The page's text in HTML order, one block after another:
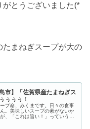
がとうございました(*
たまねぎスープが大の
市】「佐賀県産たまねぎス
ぅぅぅ！
プ命、みくまです。日々の食事
。美味しいスープの素がないか
、「これは旨い！」っていうの